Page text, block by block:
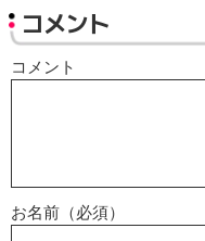
コメント
コメント
お名前（必須）